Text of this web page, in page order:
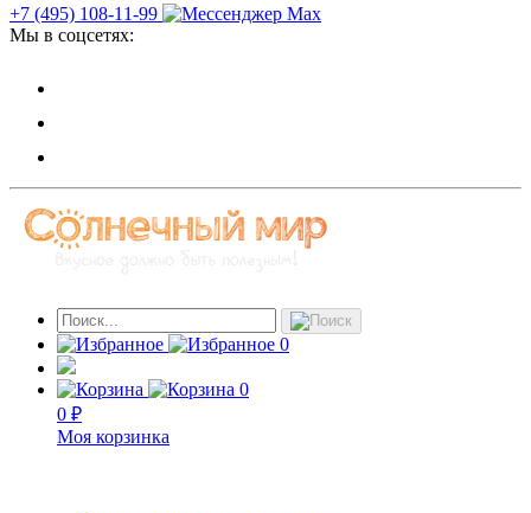
+7 (495) 108-11-99
Мы в соцсетях:
0
0
0 ₽
Моя корзинка